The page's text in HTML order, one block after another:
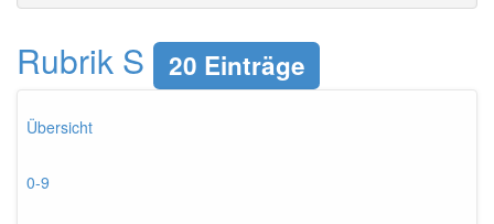
Rubrik S 20 Einträge
Übersicht
0-9